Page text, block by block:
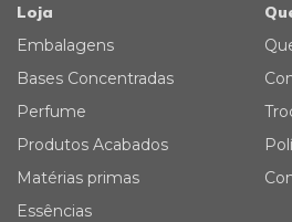
Loja
Embalagens
Bases Concentradas
Perfume
Produtos Acabados
Matérias primas
Essências